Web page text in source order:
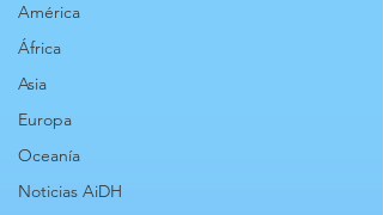
América
África
Asia
Europa
Oceanía
Noticias AiDH